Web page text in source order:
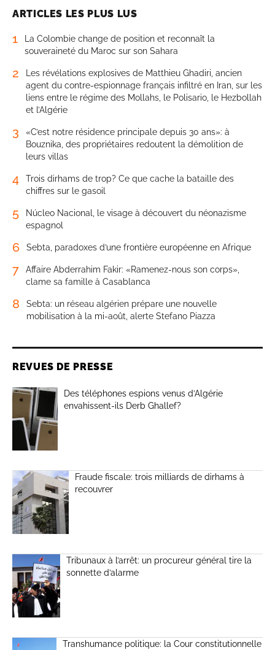
ARTICLES LES PLUS LUS
1
La Colombie change de position et reconnaît la
souveraineté du Maroc sur son Sahara
2
Les révélations explosives de Matthieu Ghadiri, ancien
agent du contre-espionnage français infiltré en Iran, sur les
liens entre le régime des Mollahs, le Polisario, le Hezbollah
et l’Algérie
3
«C’est notre résidence principale depuis 30 ans»: à
Bouznika, des propriétaires redoutent la démolition de
leurs villas
4
Trois dirhams de trop? Ce que cache la bataille des
chiffres sur le gasoil
5
Núcleo Nacional, le visage à découvert du néonazisme
espagnol
6 Sebta, paradoxes d’une frontière européenne en Afrique
7
Affaire Abderrahim Fakir: «Ramenez-nous son corps»,
clame sa famille à Casablanca
8
Sebta: un réseau algérien prépare une nouvelle
mobilisation à la mi-août, alerte Stefano Piazza
REVUES DE PRESSE
Des téléphones espions venus d’Algérie
envahissent-ils Derb Ghallef?
Fraude fiscale: trois milliards de dirhams à
recouvrer
Tribunaux à l’arrêt: un procureur général tire la
sonnette d’alarme
Transhumance politique: la Cour constitutionnelle